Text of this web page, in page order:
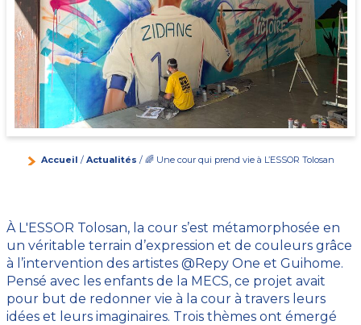
Accueil / Actualités / 🌈 Une cour qui prend vie à L’ESSOR Tolosan
À L'ESSOR Tolosan, la cour s’est métamorphosée en
un véritable terrain d’expression et de couleurs grâce
à l’intervention des artistes @Repy One et Guihome.
Pensé avec les enfants de la MECS, ce projet avait
pour but de redonner vie à la cour à travers leurs
idées et leurs imaginaires. Trois thèmes ont émergé